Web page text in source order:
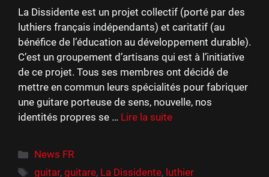
La Dissidente est un projet collectif (porté par des
luthiers français indépendants) et caritatif (au
bénéfice de l’éducation au développement durable).
C’est un groupement d’artisans qui est à l’initiative
de ce projet. Tous ses membres ont décidé de
mettre en commun leurs spécialités pour fabriquer
une guitare porteuse de sens, nouvelle, nos
identités propres se … Lire la suite
Catégories
News FR
Étiquettes
guitar,guitare, La Dissidente, luthier